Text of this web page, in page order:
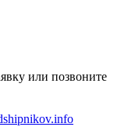
или позвоните